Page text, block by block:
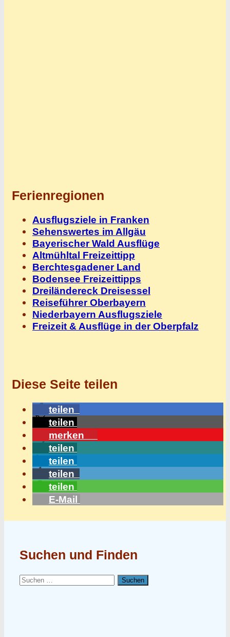
Ferienregionen
Ausflugsziele in Franken
Sehenswertes im Allgäu
Bayerischer Wald Ausflüge
Altmühltal Freizeittipp
Berchtesgadener Land
Bodensee Freizeittipps
Dreiländereck Dreisessel
Reiseführer Oberbayern
Niederbayern Ausflugsziele
Freizeit & Ausflüge in der Oberpfalz
Diese Seite teilen
teilen
teilen
merken
teilen
teilen
teilen
teilen
E-Mail
Suchen und Finden
Suchen